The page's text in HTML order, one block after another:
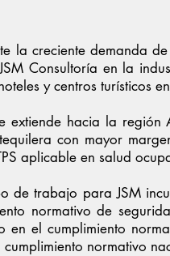
la creciente demanda
Consultoría en la
y centros turísticos
extiende hacia la
con mayor
aplicable en salud
de trabajo para JSM
normativo de
en el cumplimiento
normativo